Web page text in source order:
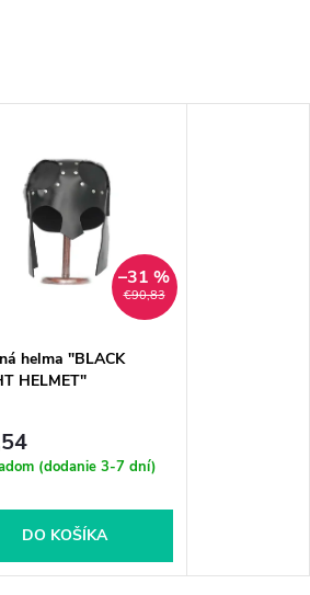
€90,83
–31 %
helma "BLACK
HELMET"
(dodanie 3-7 dní)
DO KOŠÍKA